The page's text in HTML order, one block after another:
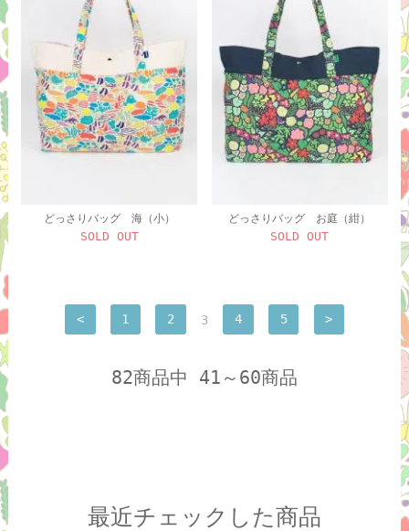
どっさりバッグ 海（小）
SOLD OUT
どっさりバッグ お庭（紺）
SOLD OUT
< 1 2 3 4 5 >
82商品中 41～60商品
最近チェックした商品